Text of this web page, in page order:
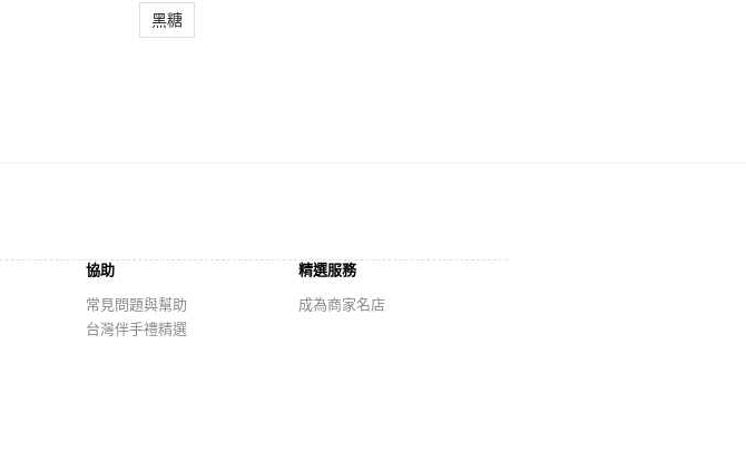
黑糖
協助
常見問題與幫助
台灣伴手禮精選
精選服務
成為商家名店